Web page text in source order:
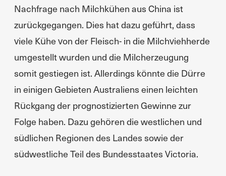
Nachfrage nach Milchkühen aus China ist
zurückgegangen. Dies hat dazu geführt, dass
viele Kühe von der Fleisch- in die Milchviehherde
umgestellt wurden und die Milcherzeugung
somit gestiegen ist. Allerdings könnte die Dürre
in einigen Gebieten Australiens einen leichten
Rückgang der prognostizierten Gewinne zur
Folge haben. Dazu gehören die westlichen und
südlichen Regionen des Landes sowie der
südwestliche Teil des Bundesstaates Victoria.